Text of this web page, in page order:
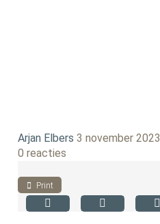
Arjan Elbers 3 november 2023
0 reacties
Print